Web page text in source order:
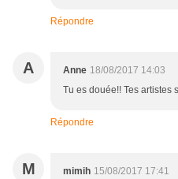
Répondre
A Anne 18/08/2017 14:03
Tu es douée!! Tes artistes
Répondre
M mimih 15/08/2017 17:41